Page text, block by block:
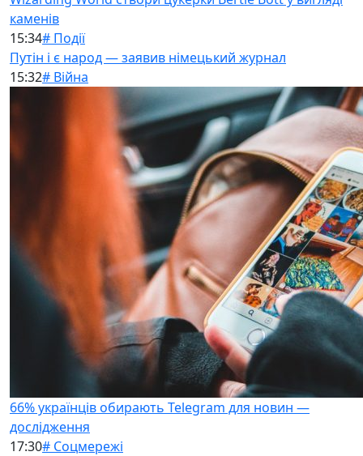
каменів
15:34# Події
Путін і є народ — заявив німецький журнал
15:32# Війна
66% українців обирають Telegram для новин —
дослідження
17:30# Соцмережі